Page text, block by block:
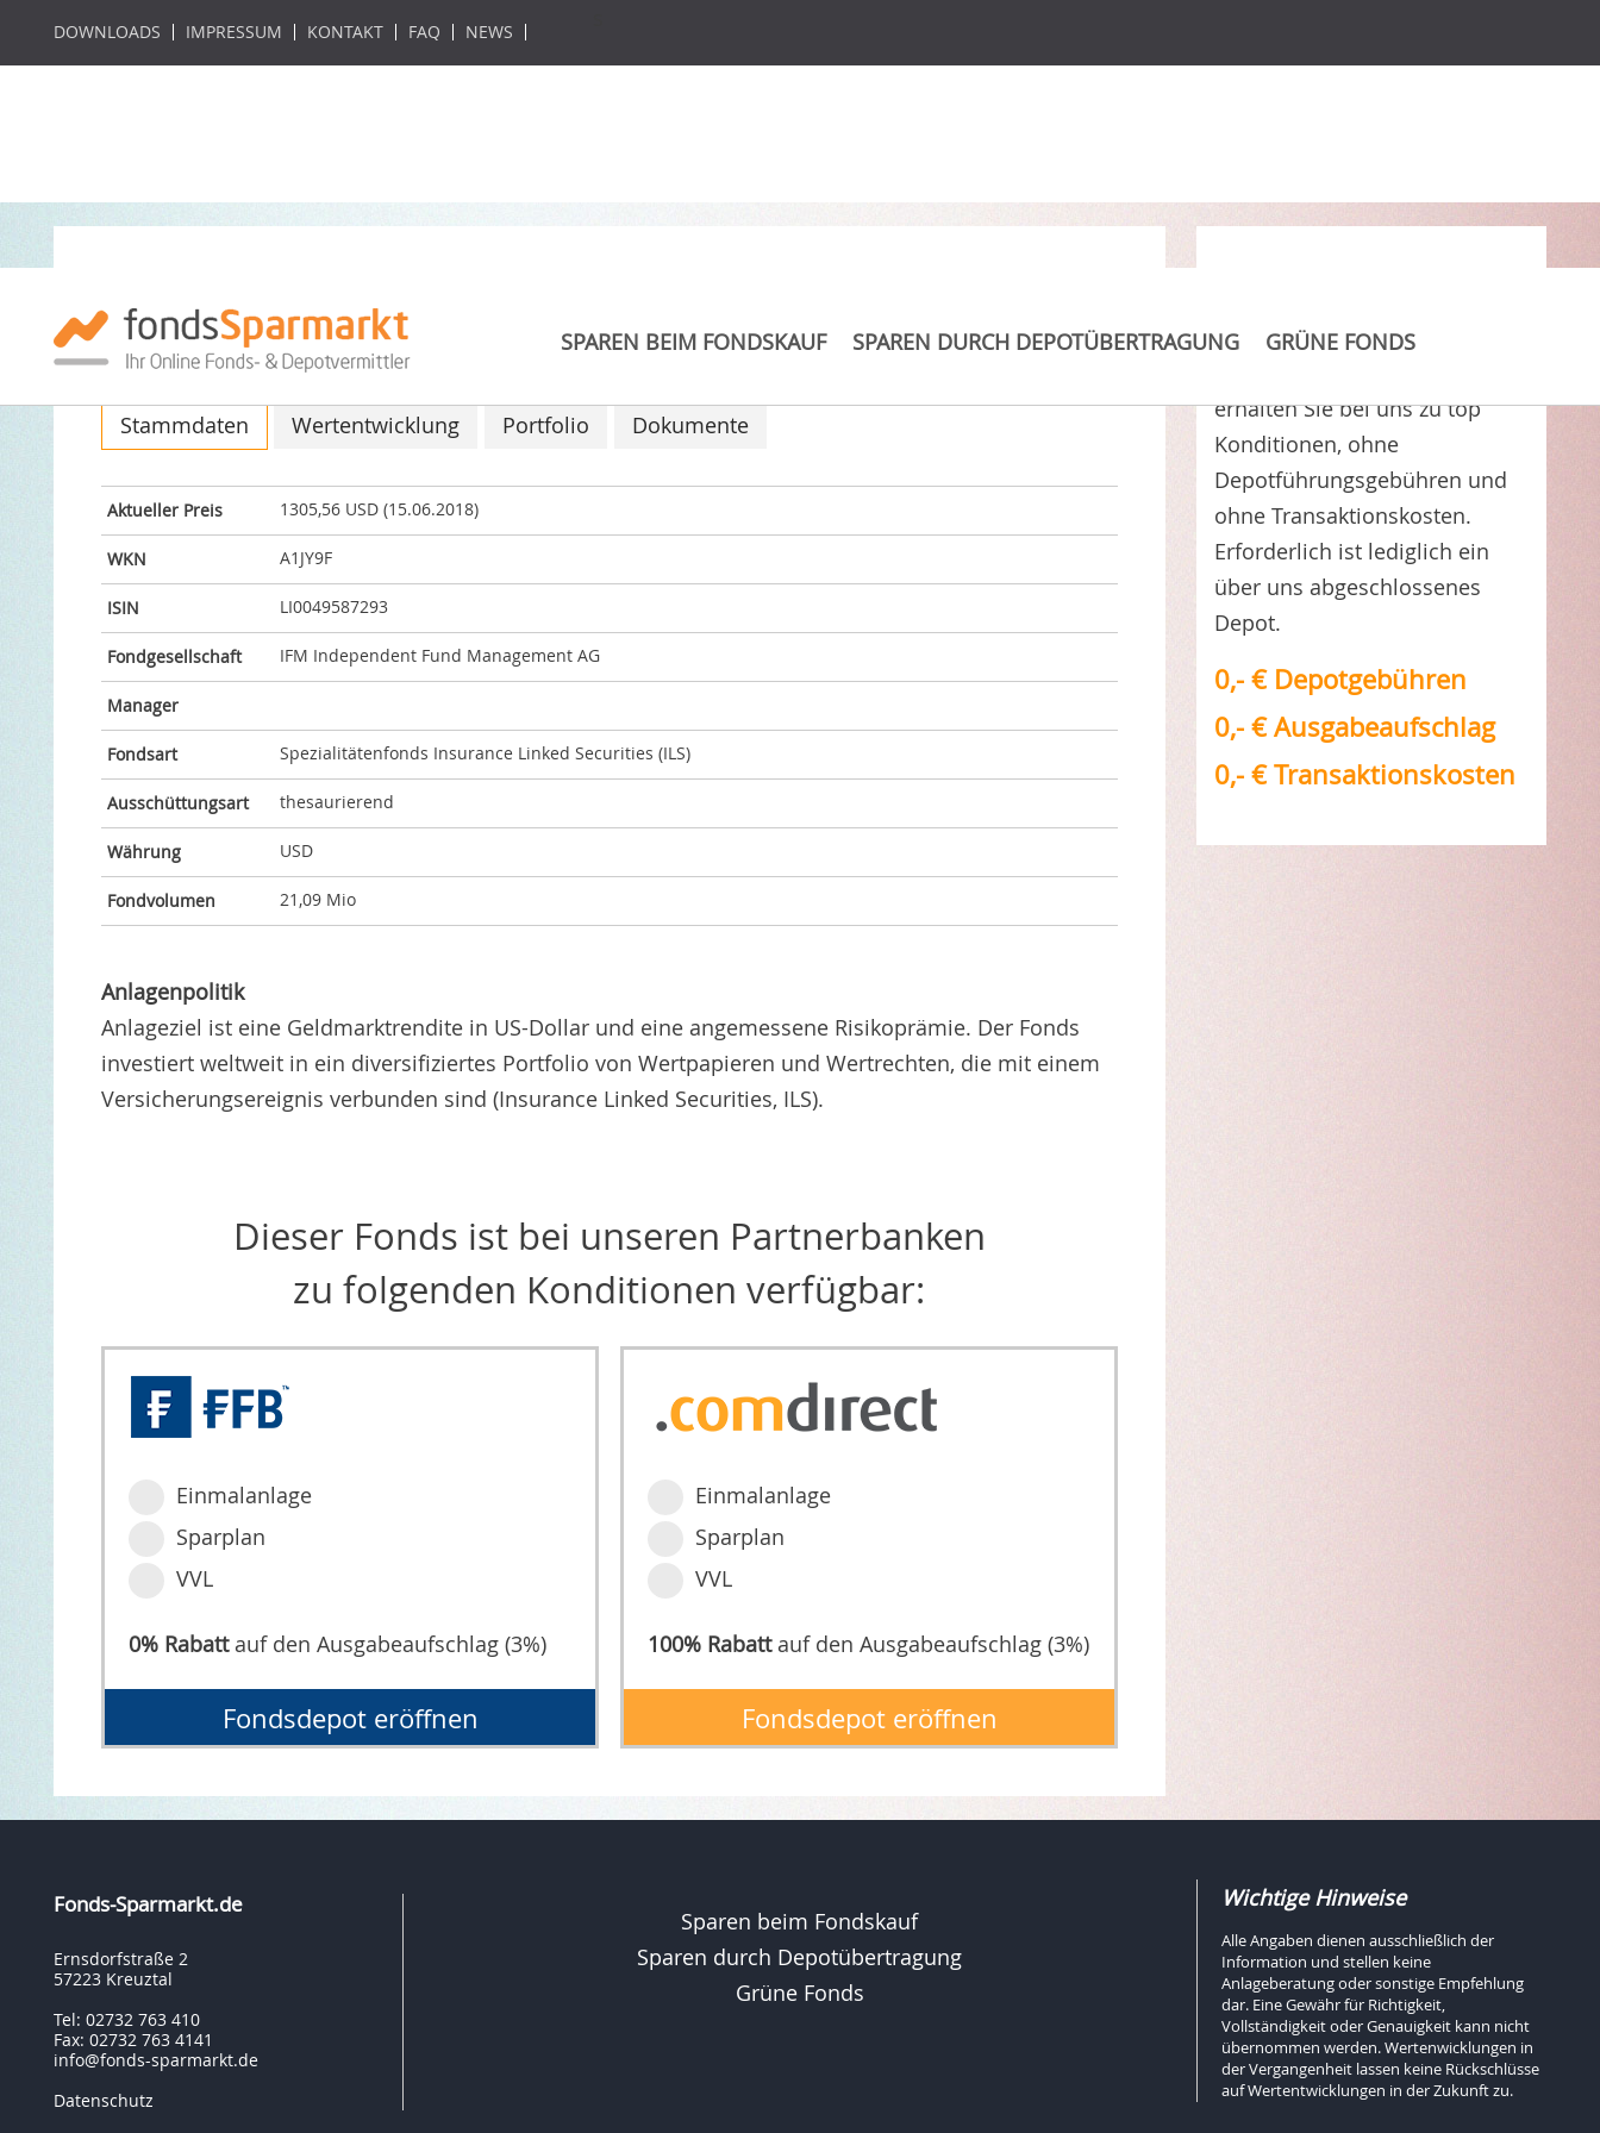
DOWNLOADS IMPRESSUM KONTAKT FAQ NEWS
SPAREN BEIM FONDSKAUF SPAREN DURCH DEPOTÜBERTRAGUNG GRÜNE FONDS
Solidum Cat Bond Fund USD
ISIN: LI0049587293 / WKN: A1JY9F
Stammdaten Wertentwicklung Portfolio Dokumente
Aktueller Preis 1305,56 USD (15.06.2018)
WKN A1JY9F
ISIN LI0049587293
Fondgesellschaft IFM Independent Fund Management AG
Manager
Fondsart Spezialitätenfonds Insurance Linked Securities (ILS)
Ausschüttungsart thesaurierend
Währung USD
Fondvolumen 21,09 Mio
Anlagenpolitik
Anlageziel ist eine Geldmarktrendite in US-Dollar und eine angemessene Risikoprämie. Der Fonds
investiert weltweit in ein diversifiziertes Portfolio von Wertpapieren und Wertrechten, die mit einem
Versicherungsereignis verbunden sind (Insurance Linked Securities, ILS).
Dieser Fonds ist bei unseren Partnerbanken
zu folgenden Konditionen verfügbar:
Einmalanlage
Sparplan
VVL
0% Rabattauf den Ausgabeaufschlag (3%)
Fondsdepot eröffnen
Einmalanlage
Sparplan
VVL
100% Rabattauf den Ausgabeaufschlag (3%)
Fondsdepot eröffnen
erhalten Sie bei uns zu top
Konditionen, ohne
Depotführungsgebühren und
ohne Transaktionskosten.
Erforderlich ist lediglich ein
über uns abgeschlossenes
Depot.
0,- € Depotgebühren
0,- € Ausgabeaufschlag
0,- € Transaktionskosten
Fonds-Sparmarkt.de
Ernsdorfstraße 2
57223 Kreuztal
Tel: 02732 763 410
Fax: 02732 763 4141
info@fonds-sparmarkt.de
Datenschutz
Sparen beim Fondskauf
Sparen durch Depotübertragung
Grüne Fonds
Wichtige Hinweise
Alle Angaben dienen ausschließlich der
Information und stellen keine
Anlageberatung oder sonstige Empfehlung
dar. Eine Gewähr für Richtigkeit,
Vollständigkeit oder Genauigkeit kann nicht
übernommen werden. Wertenwicklungen in
der Vergangenheit lassen keine Rückschlüsse
auf Wertentwicklungen in der Zukunft zu.